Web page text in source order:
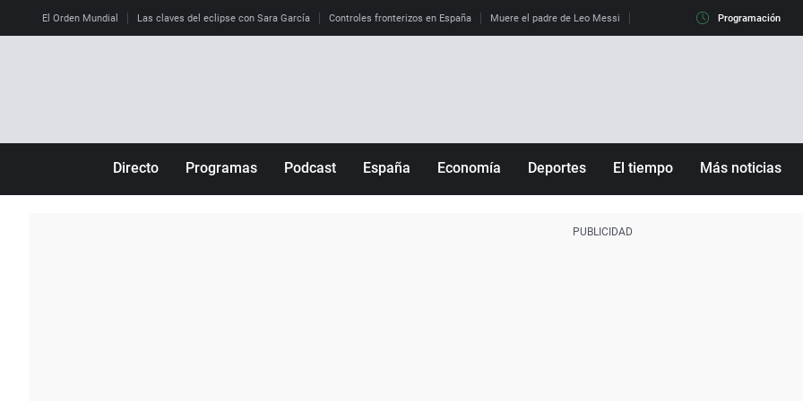
El Orden Mundial Las claves del eclipse con Sara García Controles fronterizos en España Muere el padre de Leo Messi La diferencia entre observar el
Programación
Directo Programas Podcast España Economía Deportes El tiempo Más noticias